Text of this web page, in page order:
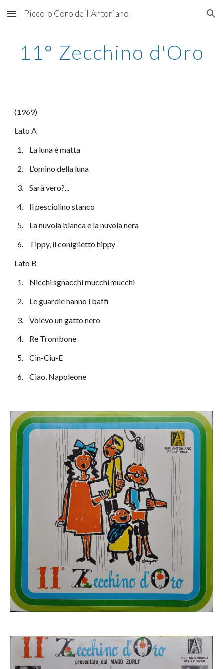
Skip to main content Skip to navigation
Piccolo Coro dell'Antoniano
11° Zecchino d'Oro
(1969)
Lato A
  1.    La luna è matta
  2.    L'omino della luna
  3.    Sarà vero?...
  4.    Il pesciolino stanco
  5.    La nuvola bianca e la nuvola nera
  6.    Tippy, il coniglietto hippy
Lato B
  1.    Nicchi sgnacchi mucchi mucchi
  2.    Le guardie hanno i baffi
  3.    Volevo un gatto nero
  4.    Re Trombone
  5.    Cin-Ciu-E
  6.    Ciao, Napoleone